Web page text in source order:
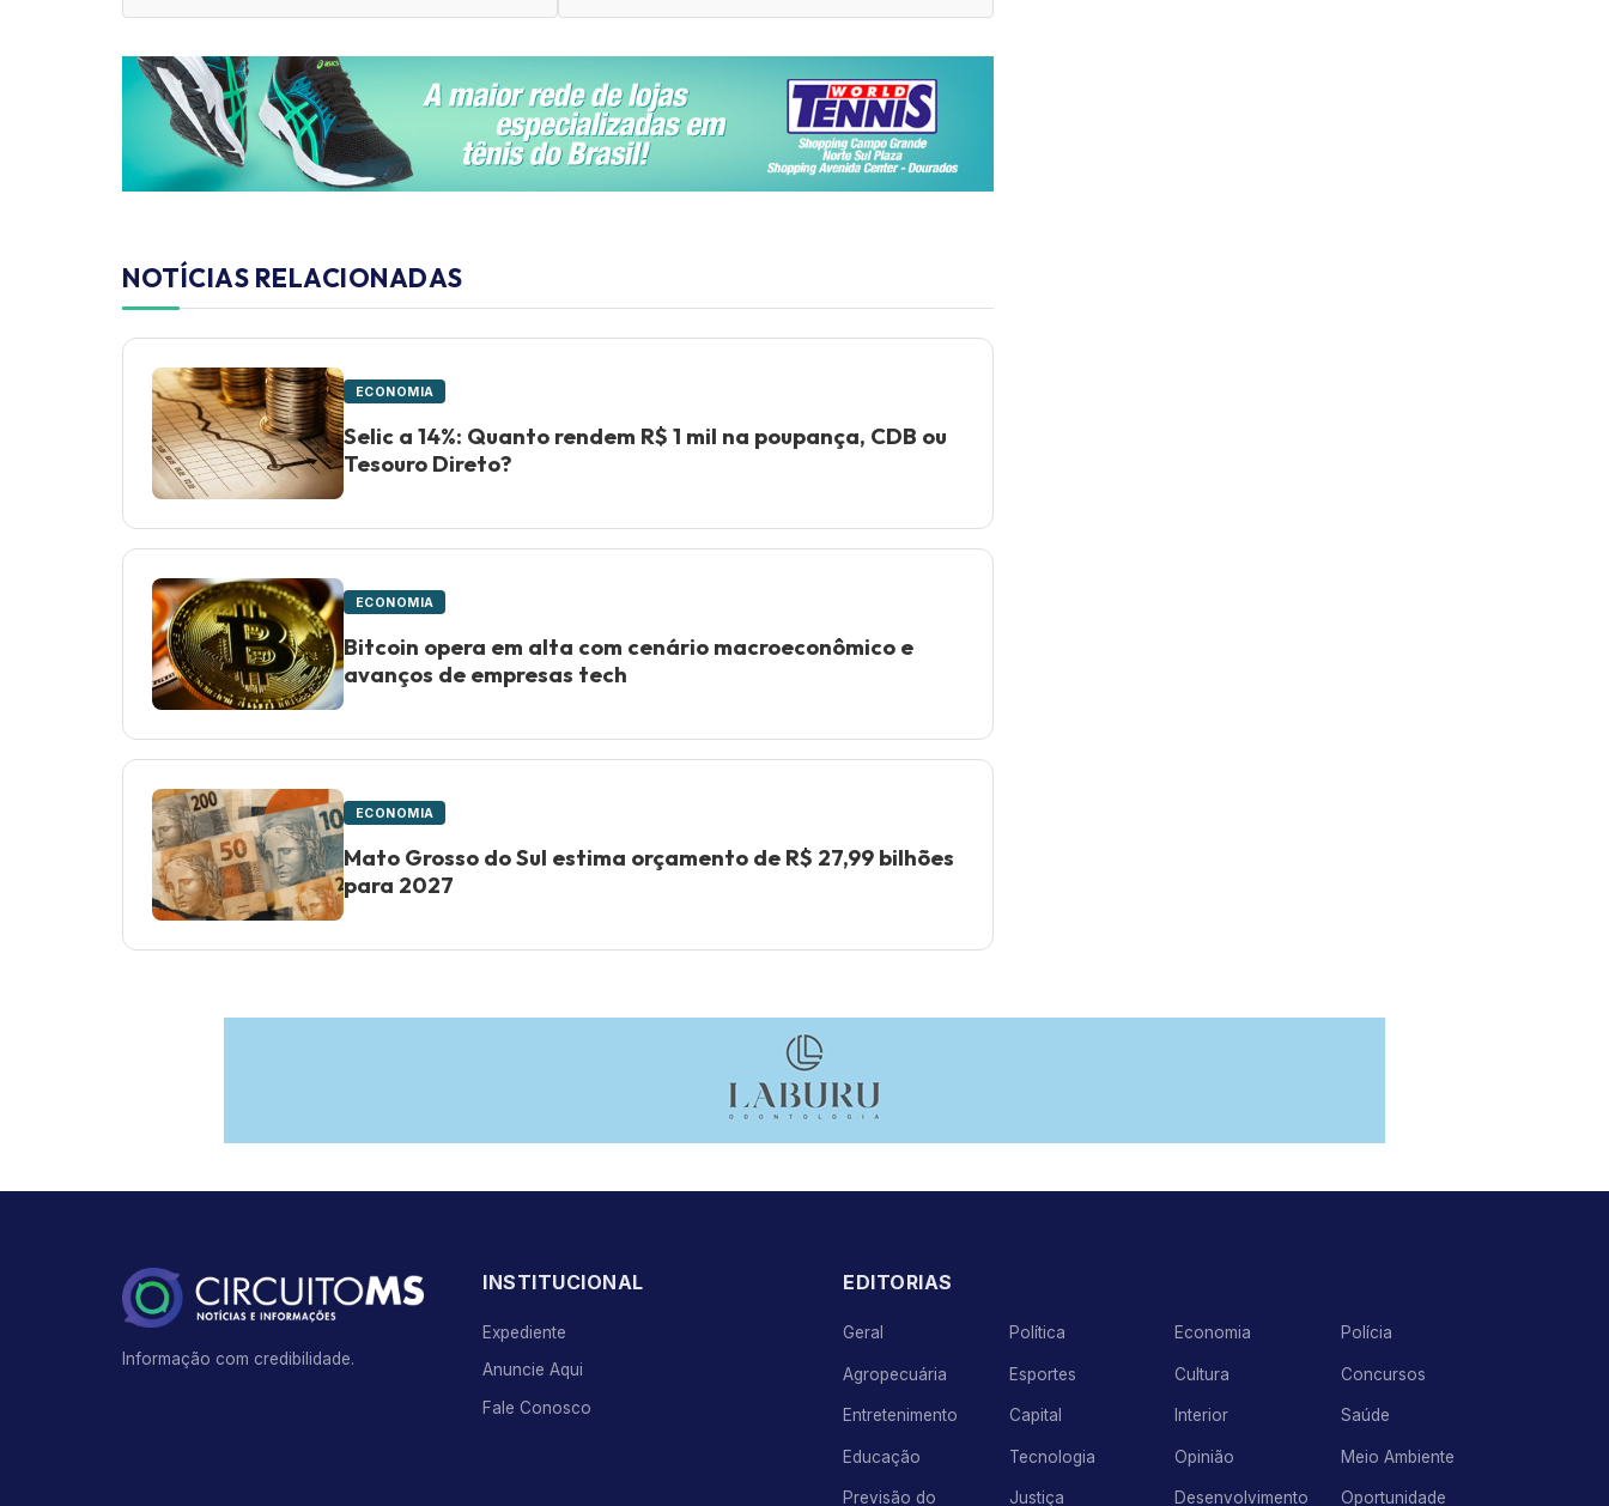
NOTÍCIAS RELACIONADAS
ECONOMIA
Selic a 14%: Quanto rendem R$ 1 mil na poupança, CDB ou
Tesouro Direto?
ECONOMIA
Bitcoin opera em alta com cenário macroeconômico e
avanços de empresas tech
ECONOMIA
Mato Grosso do Sul estima orçamento de R$ 27,99 bilhões
para 2027
Informação com credibilidade.
INSTITUCIONAL
Expediente
Anuncie Aqui
Fale Conosco
EDITORIAS
Geral Política Economia Polícia
Agropecuária Esportes Cultura Concursos
Entretenimento Capital Interior Saúde
Educação Tecnologia Opinião Meio Ambiente
Previsão do Justiça Desenvolvimento Oportunidade